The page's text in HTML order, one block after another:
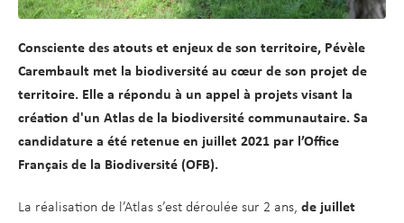
Consciente des atouts et enjeux de son territoire, Pévèle
Carembault met la biodiversité au cœur de son projet de
territoire. Elle a répondu à un appel à projets visant la
création d'un Atlas de la biodiversité communautaire. Sa
candidature a été retenue en juillet 2021 par l’Office
Français de la Biodiversité (OFB).
La réalisation de l’Atlas s’est déroulée sur 2 ans, de juillet